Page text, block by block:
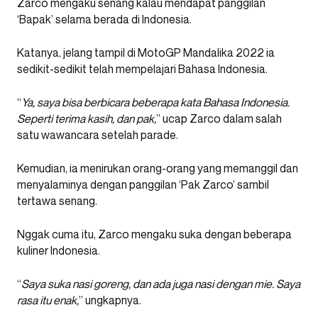
Zarco mengaku senang kalau mendapat panggilan
‘Bapak’ selama berada di Indonesia.
Katanya, jelang tampil di MotoGP Mandalika 2022 ia
sedikit-sedikit telah mempelajari Bahasa Indonesia.
“ Ya, saya bisa berbicara beberapa kata Bahasa Indonesia.
Seperti terima kasih, dan pak,” ucap Zarco dalam salah
satu wawancara setelah parade.
Kemudian, ia menirukan orang-orang yang memanggil dan
menyalaminya dengan panggilan ‘Pak Zarco’ sambil
tertawa senang.
Nggak cuma itu, Zarco mengaku suka dengan beberapa
kuliner Indonesia.
“Saya suka nasi goreng, dan ada juga nasi dengan mie. Saya
rasa itu enak,” ungkapnya.